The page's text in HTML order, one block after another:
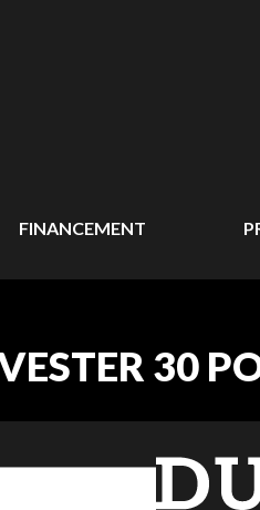
FINANCEMENT
30